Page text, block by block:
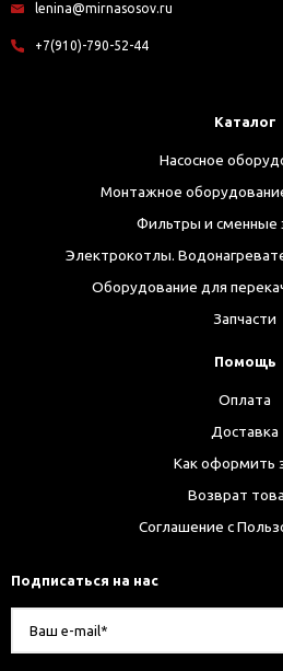
lenina@mirnasosov.ru
+7(910)-790-52-44
Каталог
Насосное
Монтажное
Фильтры и сменные
Электрокотлы.
Оборудование для
Запчасти
Помощь
Оплата
Доставка
Как оформить
Возврат
Соглашение с
Подписаться на нас